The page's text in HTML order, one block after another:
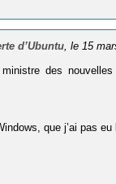
d’Ubuntu, le 15
des
que j’ai pas